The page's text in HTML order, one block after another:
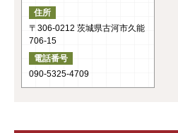
住所
〒306-0212 茨城県古河市久能
706-15
電話番号
090-5325-4709